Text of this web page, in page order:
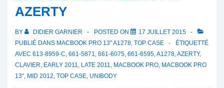
Mid
922-
9063
AZERTY
BY DIDIER GARNIER POSTED ON
17 JUILLET 2015
PUBLIÉ DANS MACBOOK PRO 13" A1278, TOP CASE
ÉTIQUETTÉ
AVEC 613-8959-C, 661-5871, 661-6075, 661-6595,A1278,AZERTY,
CLAVIER, EARLY 2011, LATE 2011, MACBOOK PRO, MACBOOK PRO
13", MID 2012, TOP CASE, UNIBODY